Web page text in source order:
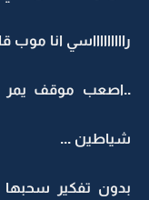
راااااااااسي انا
شياطين ...
بدون تفكير